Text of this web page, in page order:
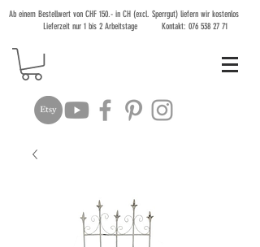
Ab einem Bestellwert von CHF 150.- in CH (excl. Sperrgut) liefern wir kostenlos
Lieferzeit nur 1 bis 2 Arbeitstage Kontakt: 076 538 27 71